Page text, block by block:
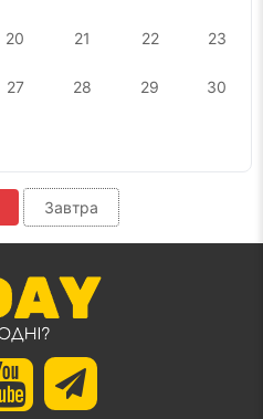
20 21 22 23
27 28 29 30
Завтра